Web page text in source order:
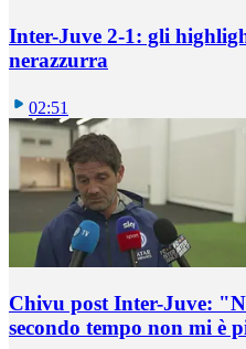
Inter-Juve 2-1: gli
nerazzurra
02:51
Chivu post Inter-Juve:
secondo tempo non mi è